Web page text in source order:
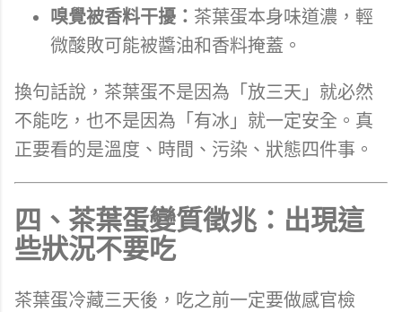
嗅覺被香料干擾： 茶葉蛋本身味道濃，輕
微酸敗可能被醬油和香料掩蓋。
換句話說，茶葉蛋不是因為「放三天」就必然
不能吃，也不是因為「有冰」就一定安全。真
正要看的是溫度、時間、污染、狀態四件事。
四、茶葉蛋變質徵兆：出現這
些狀況不要吃
茶葉蛋冷藏三天後，吃之前一定要做感官檢